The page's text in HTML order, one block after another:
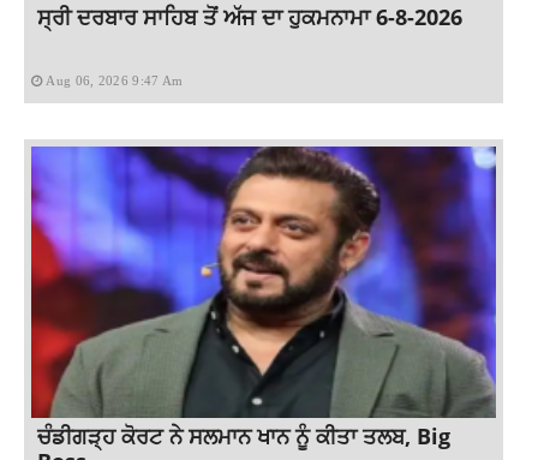
ਸ੍ਰੀ ਦਰਬਾਰ ਸਾਹਿਬ ਤੋਂ ਅੱਜ ਦਾ ਹੁਕਮਨਾਮਾ 6-8-2026
Aug 06, 2026 9:47 Am
ਚੰਡੀਗੜ੍ਹ ਕੋਰਟ ਨੇ ਸਲਮਾਨ ਖਾਨ ਨੂੰ ਕੀਤਾ ਤਲਬ, Big